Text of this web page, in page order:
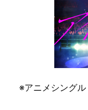
※アニメシングル